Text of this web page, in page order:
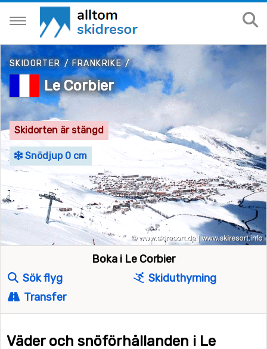
SKIDORTER /FRANKRIKE/
Le Corbier
Skidorten är stängd
Snödjup 0 cm
Boka i Le Corbier
Sök flyg
Skiduthyrning
Transfer
Väder och snöförhållanden i Le